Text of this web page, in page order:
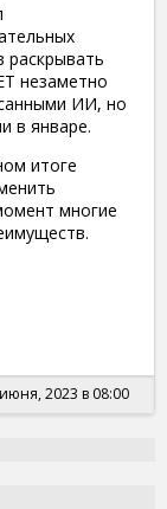
раскрывать
незаметно
ИИ, но
в январе.
итоге
многие
2023 в 08:00